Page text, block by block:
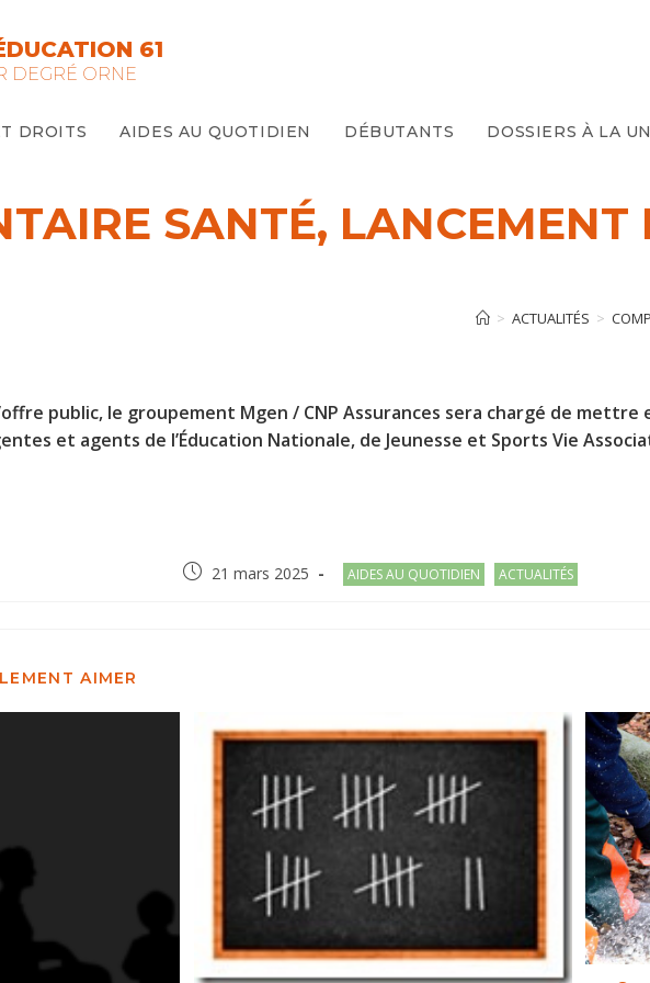
61
DEGRÉ ORNE
DROITS AIDES AU QUOTIDIEN DÉBUTANTS DOSSIERS À LA
SANTÉ, LANCEMENT
> ACTUALITÉS >
public, le groupement Mgen / CNP Assurances sera chargé de
et agents de l’Éducation Nationale, de Jeunesse et Sports Vie
Post21 mars 2025
Post
AIDES AU QUOTIDIEN ACTUALITÉS
AIMER